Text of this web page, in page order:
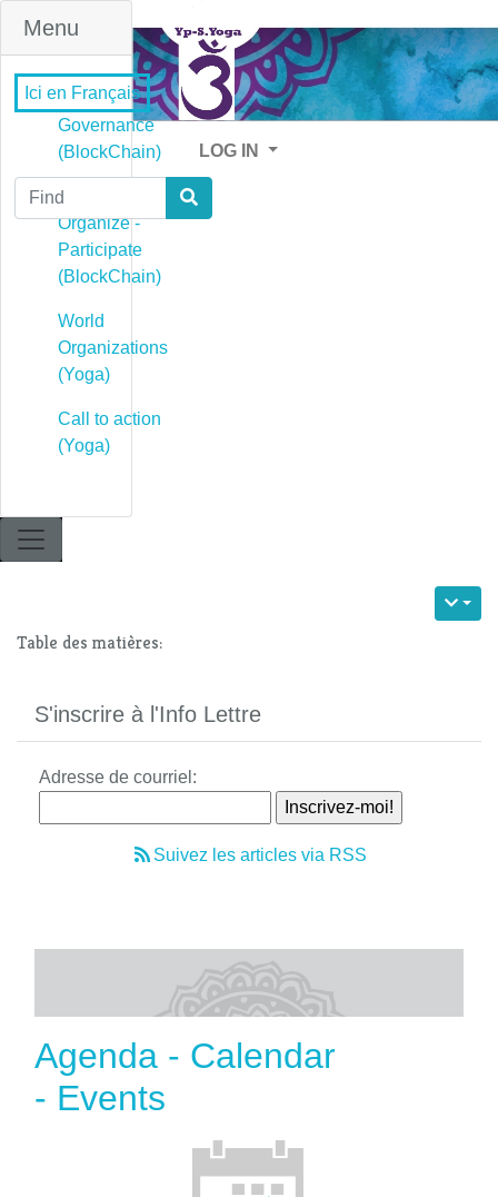
Menu
Governance
(BlockChain)
Governance -
Organize -
Participate
(BlockChain)
World
Organizations
(Yoga)
Call to action
(Yoga)
Ici en Français
LOG IN
Find
Table des matières:
S'inscrire à l'Info Lettre
Adresse de courriel:
Suivez les articles via RSS
Agenda - Calendar
- Events